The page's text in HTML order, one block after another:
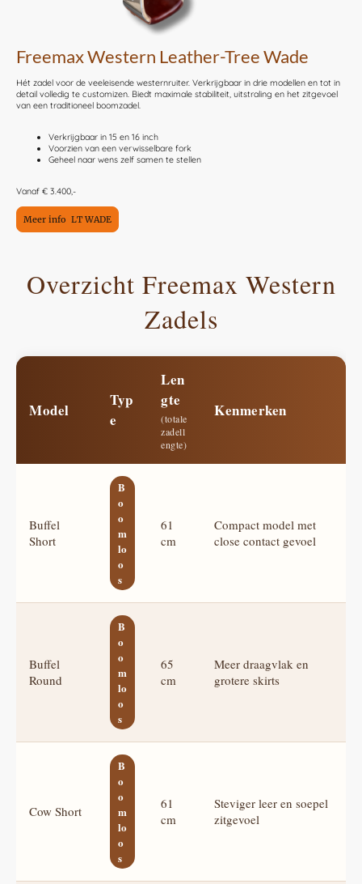
Freemax Western Leather-Tree Wade
Hét zadel voor de veeleisende westernruiter. Verkrijgbaar in drie modellen en tot in
detail volledig te customizen. Biedt maximale stabiliteit, uitstraling en het zitgevoel
van een traditioneel boomzadel.
Verkrijgbaar in 15 en 16 inch
Voorzien van een verwisselbare fork
Geheel naar wens zelf samen te stellen
Vanaf € 3.400,-
Meer info LT WADE
Overzicht Freemax Western
Zadels
Model
Typ
e
Len
gte
(totale
zadell
engte)
Kenmerken
Buffel
Short
B
o
o
m
lo
o
s
61
cm
Compact model met
close contact gevoel
Buffel
Round
B
o
o
m
lo
o
s
65
cm
Meer draagvlak en
grotere skirts
Cow Short
B
o
o
m
lo
o
s
61
cm
Steviger leer en soepel
zitgevoel